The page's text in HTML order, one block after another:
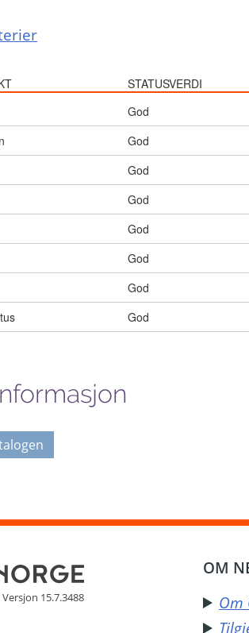
STATUSVERDI
God
God
God
God
God
God
God
God